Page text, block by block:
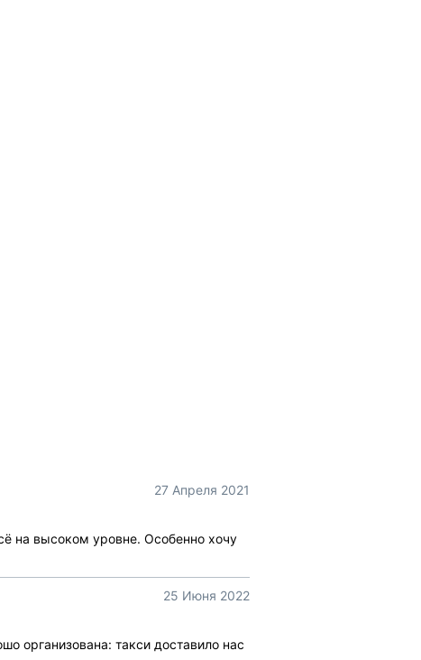
27 Апреля 2021
на высоком уровне. Особенно хочу
25 Июня 2022
организована: такси доставило нас